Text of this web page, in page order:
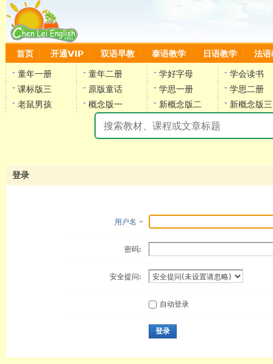
首页 开通VIP 双语早教 泰语教学 日语教学 法语
童年一册 童年二册 学好字母
学会读书
课标版三
原版童话 学思一册
学思二册
老鼠男孩
概念版一 新概念版二 新概念版三
登录
用户名
密码:
安全提问:
自动登录
登录